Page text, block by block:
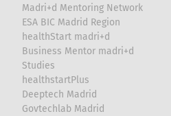
Madri+d Mentoring Network
ESA BIC Madrid Region
healthStart madri+d
Business Mentor madri+d
Studies
healthstartPlus
Deeptech Madrid
Govtechlab Madrid